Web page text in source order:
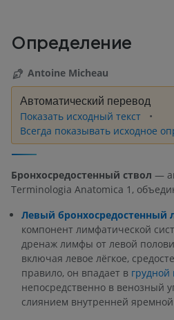
Определение
Antoine Micheau
Автоматический перевод
Показать исходный текст
Всегда показывать исходное
Бронхосредостенный ствол —
Terminologia Anatomica 1,
Левый бронхосредостенный
компонент лимфатической
дренаж лимфы от левой
включая левое лёгкое,
правило, он впадает в грудной
непосредственно в венозный
слиянием внутренней